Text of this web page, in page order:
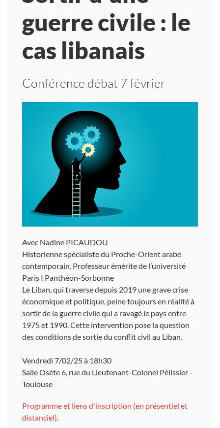
guerre civile : le
cas libanais
Conférence débat 7 février
Avec Nadine PICAUDOU
Historienne spécialiste du Proche-Orient arabe
contemporain. Professeur émérite de l’université
Paris I Panthéon-Sorbonne
Le Liban, qui traverse depuis 2019 une grave crise
économique et politique, peine toujours en réalité à
sortir de la guerre civile qui a ravagé le pays entre
1975 et 1990. Cette intervention pose la question
des conditions de sortie du conflit civil au Liban.
Vendredi 7/02/25 à 18h30
Salle Osète 6, rue du Lieutenant-Colonel Pélissier -
Toulouse
Programme et liens d'inscription (en présentiel et
distanciel)